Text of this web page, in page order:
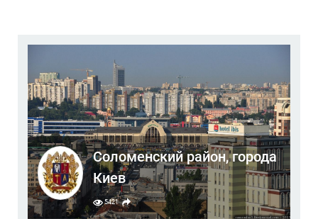
Соломенский район, города
Киев
5421